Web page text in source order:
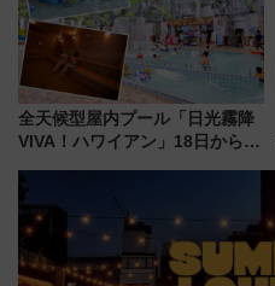
全天候型屋内プール「日光霧降
VIVA！ハワイアン」18日から営
ァミリーから大人まで幅広い世
代が一日中楽しる夏のリゾート
を楽しんで